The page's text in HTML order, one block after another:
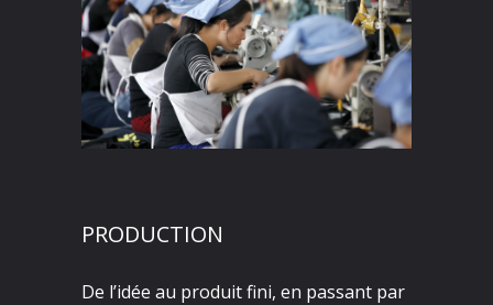
PRODUCTION
De l’idée au produit fini, en passant par